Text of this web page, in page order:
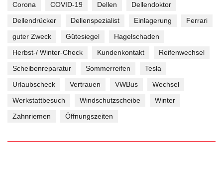
Corona
COVID-19 Dellen
Dellendoktor
Dellendrücker
Dellenspezialist Einlagerung
Ferrari
guter Zweck
Gütesiegel
Hagelschaden
Herbst-/ Winter-Check
Kundenkontakt
Reifenwechsel
Scheibenreparatur
Sommerreifen
Tesla
Urlaubscheck
Vertrauen VWBus
Wechsel
Werkstattbesuch
Windschutzscheibe
Winter
Zahnriemen
Öffnungszeiten